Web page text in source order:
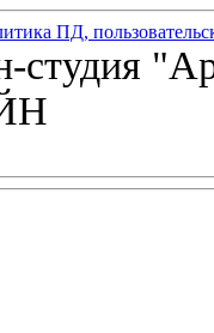
ПД,
студия